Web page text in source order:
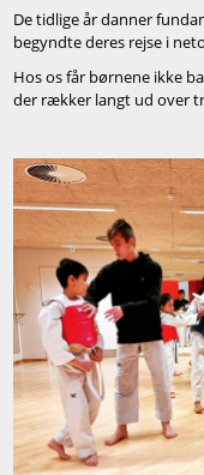
De tidlige år danner
begyndte deres rejse i
Hos os får børnene ikke
der rækker langt ud over